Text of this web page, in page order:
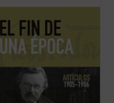
tiempos de desconcierto y asfixia, el
la cordura ...
(ver ficha)